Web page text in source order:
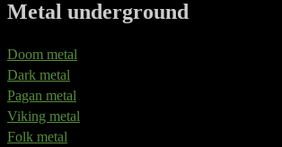
Metal underground
Doom metal
Dark metal
Pagan metal
Viking metal
Folk metal